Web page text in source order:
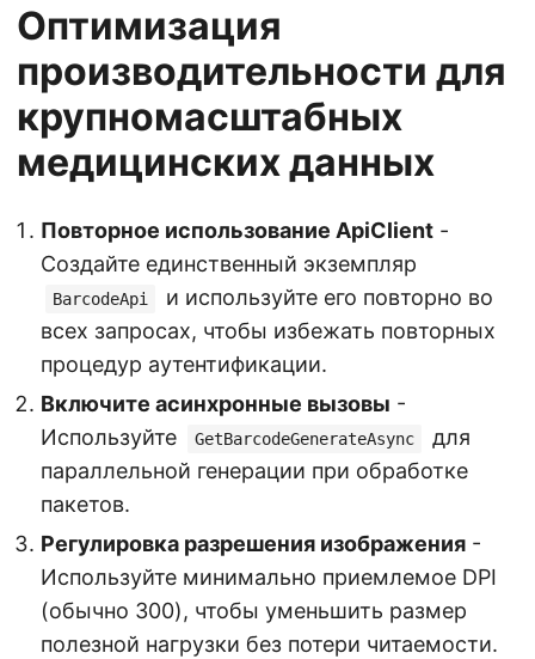
Оптимизация
производительности для
крупномасштабных
медицинских данных
Повторное использование ApiClient -
Создайте единственный экземпляр
BarcodeApi
и используйте его повторно во
всех запросах, чтобы избежать повторных
процедур аутентификации.
Включите асинхронные вызовы -
Используйте
GetBarcodeGenerateAsync
для
параллельной генерации при обработке
пакетов.
Регулировка разрешения изображения -
Используйте минимально приемлемое DPI
(обычно 300), чтобы уменьшить размер
полезной нагрузки без потери читаемости.